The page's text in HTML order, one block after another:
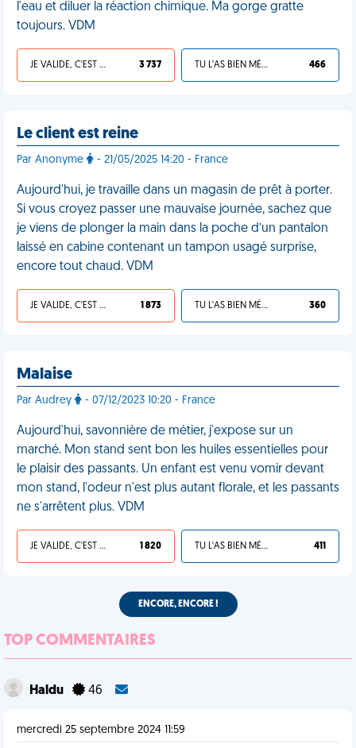
l'eau et diluer la réaction chimique. Ma gorge gratte
toujours. VDM
JE VALIDE, C'EST UNE VDM 3 737 TU L'AS BIEN MÉRITÉ 466
Le client est reine
Par Anonyme - 21/05/2025 14:20 - France
Aujourd'hui, je travaille dans un magasin de prêt à porter.
Si vous croyez passer une mauvaise journée, sachez que
je viens de plonger la main dans la poche d’un pantalon
laissé en cabine contenant un tampon usagé surprise,
encore tout chaud. VDM
JE VALIDE, C'EST UNE VDM 1 873 TU L'AS BIEN MÉRITÉ 360
Malaise
Par Audrey - 07/12/2023 10:20 - France
Aujourd'hui, savonnière de métier, j'expose sur un
marché. Mon stand sent bon les huiles essentielles pour
le plaisir des passants. Un enfant est venu vomir devant
mon stand, l'odeur n'est plus autant florale, et les passants
ne s'arrêtent plus. VDM
JE VALIDE, C'EST UNE VDM 1 820 TU L'AS BIEN MÉRITÉ 411
ENCORE, ENCORE !
TOP COMMENTAIRES
Haldu 46
mercredi 25 septembre 2024 11:59